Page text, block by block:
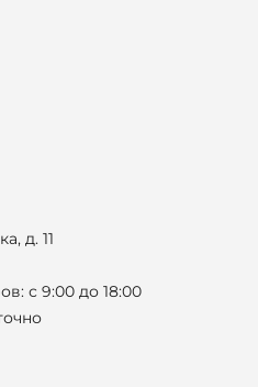
д. 11
с 9:00 до 18:00